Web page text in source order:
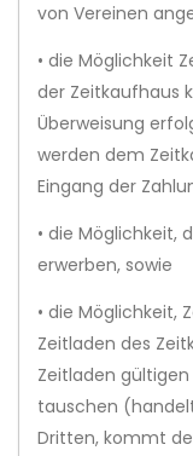
von Vereinen
• die Möglichkeit
der Zeitkaufhaus
Überweisung
werden dem
Eingang der
• die Möglichkeit,
erwerben, sowie
• die Möglichkeit,
Zeitladen des
Zeitladen
tauschen
Dritten, kommt